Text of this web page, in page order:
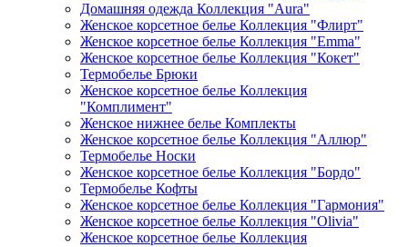
Домашняя одежда Коллекция "Aura"
Женское корсетное белье Коллекция "Флирт"
Женское корсетное белье Коллекция "Emma"
Женское корсетное белье Коллекция "Кокет"
Термобелье Брюки
Женское корсетное белье Коллекция
"Комплимент"
Женское нижнее белье Комплекты
Женское корсетное белье Коллекция "Аллюр"
Термобелье Носки
Женское корсетное белье Коллекция "Бордо"
Термобелье Кофты
Женское корсетное белье Коллекция "Гармония"
Женское корсетное белье Коллекция "Olivia"
Женское корсетное белье Коллекция